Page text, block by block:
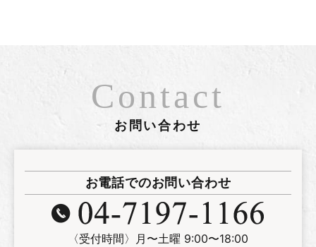
Contact
お問い合わせ
お電話でのお問い合わせ
〈受付時間〉月〜土曜 9:00〜18:00